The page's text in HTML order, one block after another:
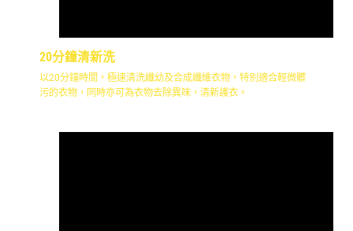
20分鐘清新洗
以20分鐘時間，極速清洗纖幼及合成纖維衣物，特別適合輕微髒
污的衣物，同時亦可為衣物去除異味，清新護衣。